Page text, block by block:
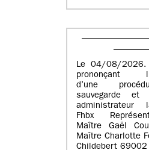
Le 04/08/2026.
prononçant
d’une
sauvegarde et
administrateur
Fhbx
Maître Gaël
Maître Charlotte
Childebert 69002